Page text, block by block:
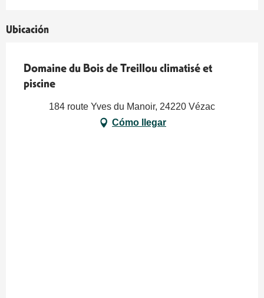
Ubicación
Domaine du Bois de Treillou climatisé et
piscine
184 route Yves du Manoir, 24220 Vézac
Cómo llegar